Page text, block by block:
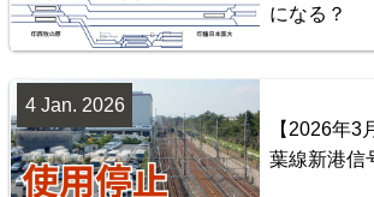
台湾全島配線略図 臺灣鐵路管理局・
楽天市場 書泉 BOOTH
になる？
【2026年3
葉線新港信
4 Jan. 2026